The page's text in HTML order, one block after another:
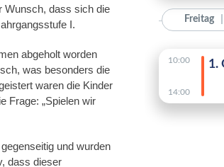
Wunsch, dass sich die
I.
abgeholt worden
was besonders die
waren die Kinder
Frage: „Spielen wir
und wurden
dass dieser